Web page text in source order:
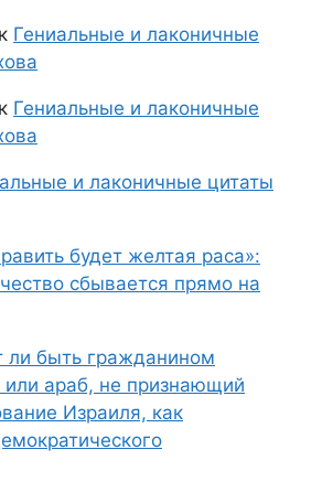
к Гениальные и лаконичные
к Гениальные и лаконичные
и лаконичные цитаты
будет желтая раса»:
сбывается прямо на
быть гражданином
или араб, не признающий
Израиля, как